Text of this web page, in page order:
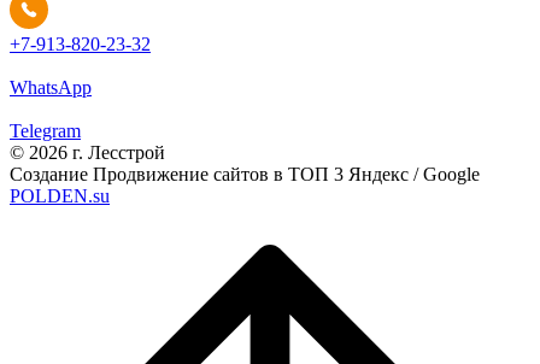
+7-913-820-23-32
WhatsApp
Telegram
© 2026 г. Лесстрой
Создание Продвижение сайтов в ТОП 3 Яндекс / Google
POLDEN.su